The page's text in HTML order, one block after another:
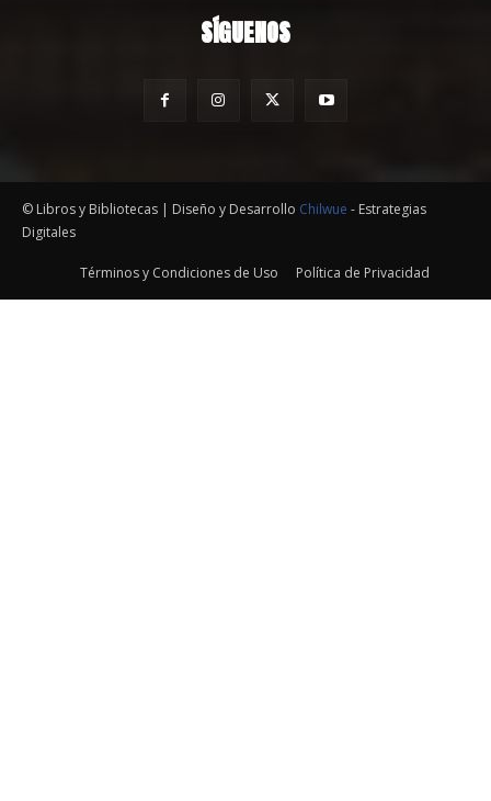
SÍGUENOS
© Libros y Bibliotecas | Diseño y Desarrollo Chilwue - Estrategias
Digitales
Términos y Condiciones de Uso Política de Privacidad